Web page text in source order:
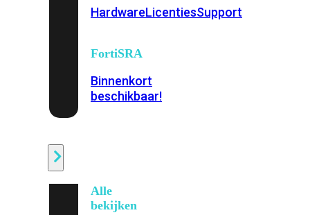
HardwareLicentiesSupport
FortiSRA
Binnenkort
beschikbaar!
Alle
bekijken